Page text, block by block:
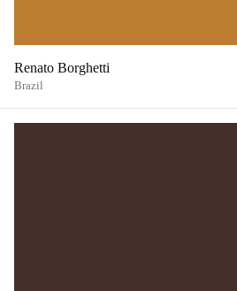
Renato Borghetti
Brazil